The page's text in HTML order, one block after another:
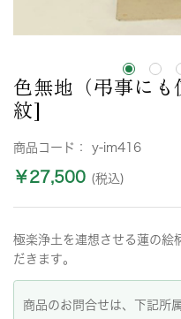
色無地（弔事に
紋]
商品コード： y-im416
￥27,500 (税込)
極楽浄土を連想させる蓮の絵
だきます。
商品のお問合せは、下記所